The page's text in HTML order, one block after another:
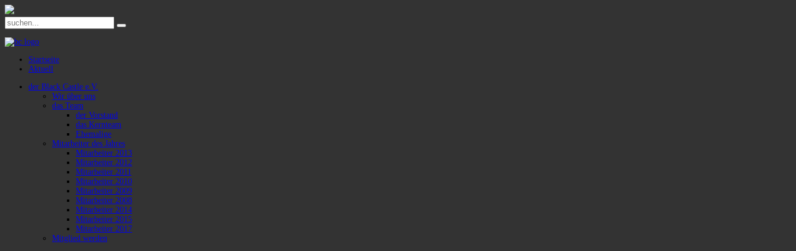
Startseite
Aktuell
der Black Castle e.V.
Wir über uns
das Team
der Vorstand
das Kernteam
Ehemalige
Mitarbeiter des Jahres
Mitarbeiter 2013
Mitarbeiter 2012
Mitarbeiter 2011
Mitarbeiter 2010
Mitarbeiter 2009
Mitarbeiter 2008
Mitarbeiter 2014
Mitarbeiter 2015
Mitarbeiter 2017
Mitglied werden